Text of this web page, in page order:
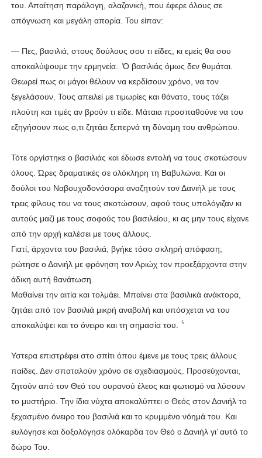
του. Απαίτηση παράλογη, αλαζονική, που έφερε όλους σε
απόγνωση και μεγάλη απορία. Του είπαν:
— Πες, βασιλιά, στους δούλους σου τι είδες, κι εμείς θα σου
αποκαλύψουμε την ερμηνεία. ̔Ο βασιλιάς όμως δεν θυμάται.
Θεωρεί πως οι μάγοι θέλουν να κερδίσουν χρόνο, να τον
ξεγελάσουν. Τους απειλεί με τιμωρίες και θάνατο, τους τάζει
πλούτη και τιμές αν βρούν τι είδε. Μάταια προσπαθούνε να του
εξηγήσουν πως ο,τι ζητάει ξεπερνά τη δύναμη του ανθρώπου.
Τότε οργίστηκε ο βασιλιάς και έδωσε εντολή να τους σκοτώσουν
όλους. Ώρες δραματικές σε ολόκληρη τη Βαβυλώνα. Και οι
δούλοι του Ναβουχοδονόσορα αναζητούν τον Δανιήλ με τους
τρεις φίλους του να τους σκοτώσουν, αφού τους υπολόγιζαν κι
αυτούς μαζί με τους σοφούς του βασιλείου, κι ας μην τους είχανε
από την αρχή καλέσει με τους άλλους.
Γιατί, άρχοντα του βασιλιά, βγήκε τόσο σκληρή απόφαση;
ρώτησε ο Δανιήλ με φρόνηση τον Αριώχ τον προεξάρχοντα στην
άδικη αυτή θανάτωση.
Μαθαίνει την αιτία και τολμάει. Μπαίνει στα βασιλικά ανάκτορα,
ζητάει από τον βασιλιά μικρή αναβολή και υπόσχεται να του
αποκαλύψει και το όνειρο και τη σημασία του. ̔́
Υστερα επιστρέφει στο σπίτι όπου έμενε με τους τρεις άλλους
παίδες. Δεν σπαταλούν χρόνο σε σχεδιασμούς. Προσεύχονται,
ζητούν από τον Θεό του ουρανού έλεος και φωτισμό να λύσουν
το μυστήριο. Την ίδια νύχτα αποκαλύπτει ο Θεός στον Δανιήλ το
ξεχασμένο όνειρο του βασιλιά και το κρυμμένο νόημά του. Και
ευλόγησε και δοξολόγησε ολόκαρδα τον Θεό ο Δανιήλ γι’ αυτό το
δώρο Του.